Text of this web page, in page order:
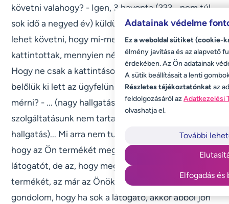
követni valahogy? - Igen, 3 havonta (??? - nem túl
sok idő a negyed év) küldünk statisztikát és ott
lehet követni, hogy mi-merre... Mennyien
kattintottak, mennyien nézték meg, satöbbi... -
Hogy ne csak a kattintásokat mérjük, hanem hogy
belőlük ki lett az ügyfelünk, azt van lehetőség
mérni? - ... (nagy hallgatás)... Hát ezt a mi
szolgáltatásunk nem tartalmazza. ... (újabb nagy
hallgatás)... Mi arra nem tudunk garanciát vállalni,
hogy az Ön termékét megveszik. Mi visszük a
látogatót, de az, hogy meg is veszik-e az Önök
termékét, az már az Önök ajánlatától függ. Én azt
gondolom, hogy ha sok a látogató, akkor abból jön
Adatainak védelme
Ez a weboldal sütiket (cookie-
élmény javítása és az alapvető
érdekében. Az Ön adatainak
A sütik beállításait a lenti
Részletes tájékoztatónkat az
feldolgozásáról azAdatkezelési
olvashatja el.
További
Elfogadás és